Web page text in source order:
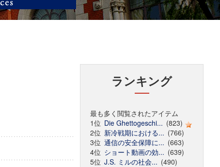
ランキング
最も多く閲覧されたアイテム
1位 Die Ghettogeschi... (823)
2位 新冷戦期における... (766)
3位 通信の安全保障に... (663)
4位 ショート動画の効... (639)
5位 J.S. ミルの社会... (490)